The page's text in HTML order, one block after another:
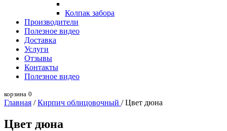
Колпак забора
Производители
Полезное видео
Доставка
Услуги
Отзывы
Контакты
Полезное видео
корзина 0
Главная /Кирпич облицовочный / Цвет дюна
Цвет дюна